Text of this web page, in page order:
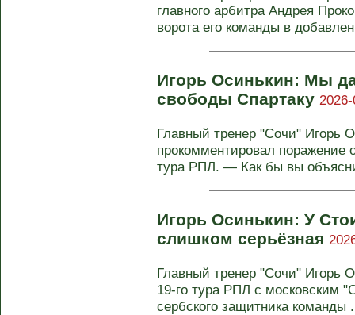
главного арбитра Андрея
ворота его команды в
Игорь Осинькин: Мы
свободы Спартаку
Главный тренер "Сочи" Игорь
прокомментировал поражение
тура РПЛ. — Как бы вы
Игорь Осинькин: У
слишком серьёзная
Главный тренер "Сочи" Игорь
19-го тура РПЛ с московским
сербского защитника команды